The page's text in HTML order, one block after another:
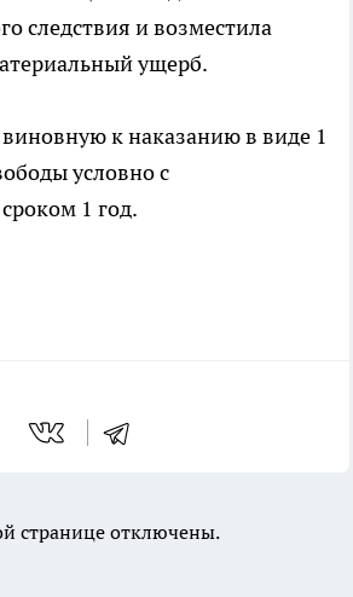
следствия и возместила
ущерб.
к наказанию в виде 1
условно с
1 год.
странице отключены.